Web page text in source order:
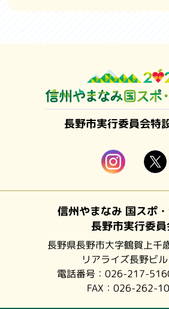
長野市実行委員会特
信州やまなみ 国スポ
長野市実行委
長野県長野市大字鶴賀上千
リアライズ長野ビ
電話番号： 026-217-
FAX：026-262-